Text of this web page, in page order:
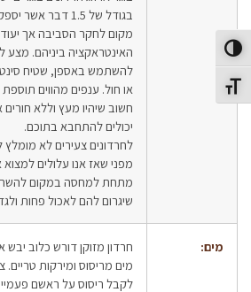
הפעל/כבה ניגודיות גבוהה
מתג גודל גופן
בגודל של 1.5 דבר
מקום לחקר הסביבה אך
האינטראקציה ביניהם. מצע
להשתמש באספן, שטיח
או חול. ענפים מהווים
חשוב שיהיו מעץ וללא
יכולים להתחבא בתוכם.
לחרדונים צעירים לא
מפני שאז אנו עלולים
מתחת למחסה במקום
שיגרום להם לאכול פחות
מים:
חרדון מזוקן דורש כלוב
מים מריסוס ומירקות טריים.
לקבל ריסוס על ראשם